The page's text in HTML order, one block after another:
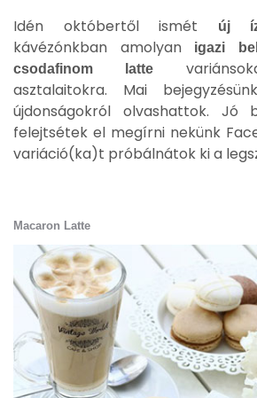
Idén októbertől ismét
új
kávézónkban amolyan
igazi
csodafinom latte
asztalaitokra. Mai
újdonságokról olvashattok. Jó
felejtsétek el megírni nekünk
variáció(ka)t próbálnátok ki a
Macaron Latte